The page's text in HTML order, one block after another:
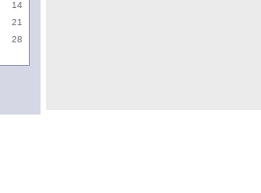
14
21
28